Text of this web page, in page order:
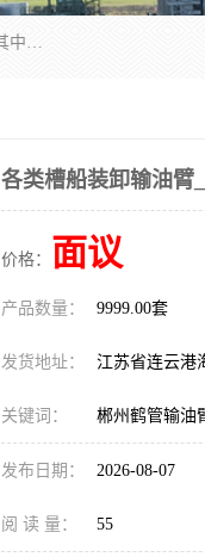
江苏国胜石化装备科技有限公司生产的产品广泛的应用于石油、石化等行业中，产品种类齐全，其中包括装卸鹤管、汽车鹤管、火车鹤管、装车鹤管、卸车鹤管、上装鹤管、下装鹤管、lng鹤管、发油鹤管、液氨鹤管、液化气鹤管等，我们生产的产品质量上乘，价格实惠，服务好，买鹤管就到国胜石化装备！
各类槽船装卸输油臂
价格： 面议
产品数量： 9999.00套
发货地址： 江苏省连云港
关键词： 郴州鹤管输油
发布日期： 2026-08-07
阅 读 量： 55